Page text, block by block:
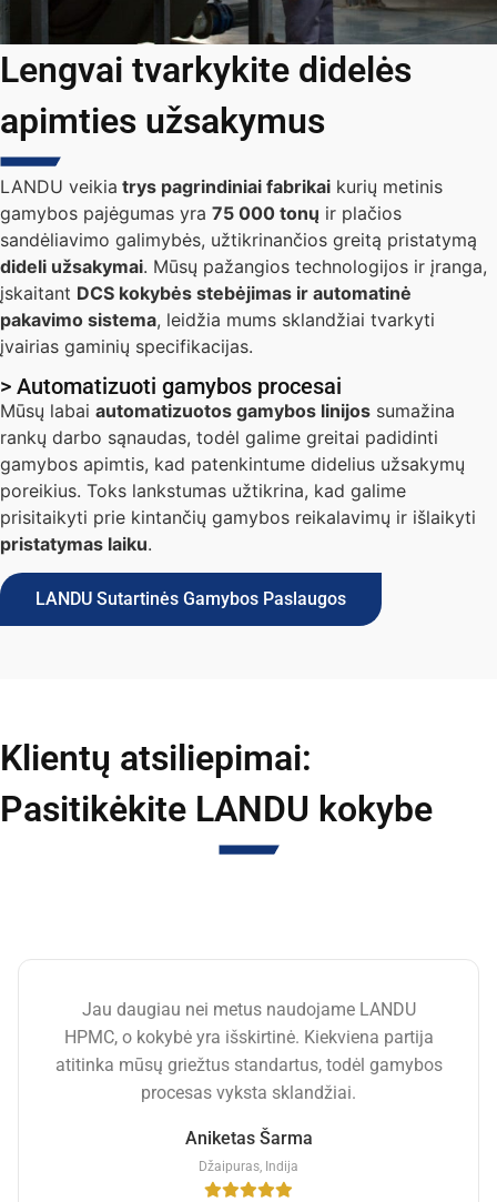
Lengvai tvarkykite didelės
apimties užsakymus
LANDU veikia trys pagrindiniai fabrikai kurių metinis
gamybos pajėgumas yra 75 000 tonų ir plačios
sandėliavimo galimybės, užtikrinančios greitą pristatymą
dideli užsakymai. Mūsų pažangios technologijos ir įranga,
įskaitant DCS kokybės stebėjimas ir automatinė
pakavimo sistema, leidžia mums sklandžiai tvarkyti
įvairias gaminių specifikacijas.
> Automatizuoti gamybos procesai
Mūsų labai automatizuotos gamybos linijos sumažina
rankų darbo sąnaudas, todėl galime greitai padidinti
gamybos apimtis, kad patenkintume didelius užsakymų
poreikius. Toks lankstumas užtikrina, kad galime
prisitaikyti prie kintančių gamybos reikalavimų ir išlaikyti
pristatymas laiku.
LANDU Sutartinės Gamybos Paslaugos
Klientų atsiliepimai:
Pasitikėkite LANDU kokybe
Jau daugiau nei metus naudojame LANDU
HPMC, o kokybė yra išskirtinė. Kiekviena partija
atitinka mūsų griežtus standartus, todėl gamybos
procesas vyksta sklandžiai.
Aniketas Šarma
Džaipuras, Indija